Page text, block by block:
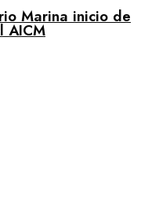
Marina inicio de
AICM